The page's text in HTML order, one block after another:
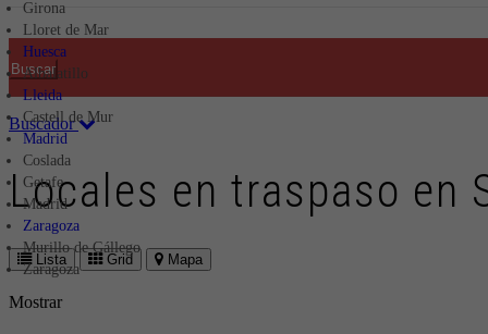
Girona
Lloret de Mar
Huesca
Albalatillo
Lleida
Castell de Mur
Madrid
Coslada
Getafe
Madrid
Zaragoza
Murillo de Gállego
Zaragoza
Buscar
Buscador
Locales en traspaso en
Lista Grid Mapa
Mostrar